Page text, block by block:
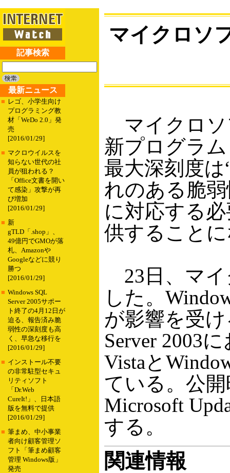
記事検索
最新ニュース
■ レゴ、小学生向け
プログラミング教
材「WeDo 2.0」発
売
[2016/01/29]
■ マクロウイルスを
知らない世代の社
員が狙われる？
「Office文書を開い
て感染」攻撃が再
び増加
[2016/01/29]
■ 新
gTLD「.shop」、
49億円でGMOが落
札、Amazonや
Googleなどに競り
勝つ
[2016/01/29]
■ Windows SQL
Server 2005サポー
ト終了の4月12日が
迫る、報告済み脆
弱性の深刻度も高
く、早急な移行を
[2016/01/29]
■ インストール不要
の非常駐型セキュ
リティソフト
「Dr.Web
CureIt!」、日本語
版を無料で提供
[2016/01/29]
■ 筆まめ、中小事業
者向け顧客管理ソ
フト「筆まめ顧客
管理 Windows版」
発売
マイクロソ
マイクロソ
新プログラ
最大深刻度
れのある脆
に対応する
供すること
23日、マイ
した。
が影響を受け
Server 2003
Vistaと
ている。公
Microsoft
する。
関連情報